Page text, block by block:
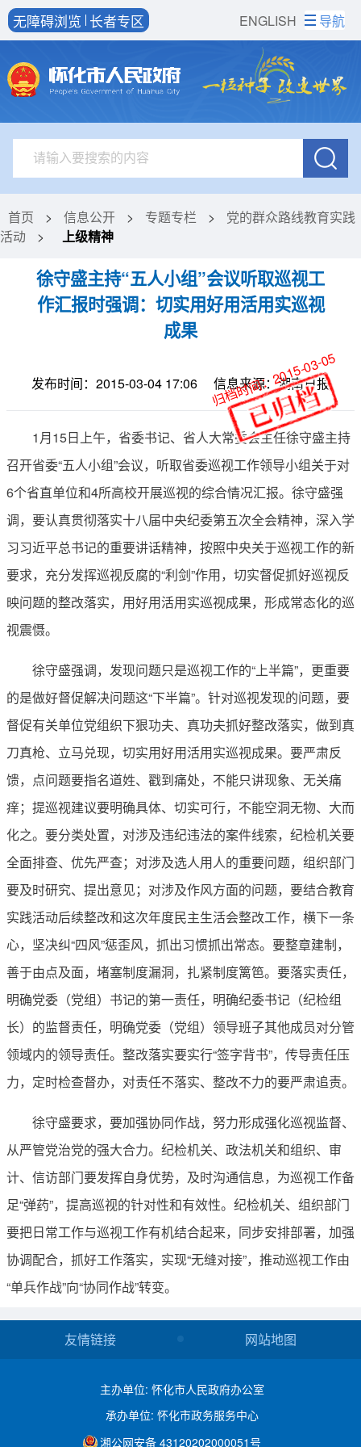
ENGLISH
无障碍浏览 长者专区 导航
首页 > 信息公开 > 专题专栏 >
党的群众路线教育实践
活动
> 上级精神
徐守盛主持“五人小组”会议听取巡视工
作汇报时强调：切实用好用活用实巡视
成果
发布时间：2015-03-04 17:06 信息来源：湖南日报
1月15日上午，省委书记、省人大常委会主任徐守盛主持
召开省委“五人小组”会议，听取省委巡视工作领导小组关于对
6个省直单位和4所高校开展巡视的综合情况汇报。徐守盛强
调，要认真贯彻落实十八届中央纪委第五次全会精神，深入学
习习近平总书记的重要讲话精神，按照中央关于巡视工作的新
要求，充分发挥巡视反腐的“利剑”作用，切实督促抓好巡视反
映问题的整改落实，用好用活用实巡视成果，形成常态化的巡
视震慑。
徐守盛强调，发现问题只是巡视工作的“上半篇”，更重要
的是做好督促解决问题这“下半篇”。针对巡视发现的问题，要
督促有关单位党组织下狠功夫、真功夫抓好整改落实，做到真
刀真枪、立马兑现，切实用好用活用实巡视成果。要严肃反
馈，点问题要指名道姓、戳到痛处，不能只讲现象、无关痛
痒；提巡视建议要明确具体、切实可行，不能空洞无物、大而
化之。要分类处置，对涉及违纪违法的案件线索，纪检机关要
全面排查、优先严查；对涉及选人用人的重要问题，组织部门
要及时研究、提出意见；对涉及作风方面的问题，要结合教育
实践活动后续整改和这次年度民主生活会整改工作，横下一条
心，坚决纠“四风”惩歪风，抓出习惯抓出常态。要整章建制，
善于由点及面，堵塞制度漏洞，扎紧制度篱笆。要落实责任，
明确党委（党组）书记的第一责任，明确纪委书记（纪检组
长）的监督责任，明确党委（党组）领导班子其他成员对分管
领域内的领导责任。整改落实要实行“签字背书”，传导责任压
力，定时检查督办，对责任不落实、整改不力的要严肃追责。
徐守盛要求，要加强协同作战，努力形成强化巡视监督、
从严管党治党的强大合力。纪检机关、政法机关和组织、审
计、信访部门要发挥自身优势，及时沟通信息，为巡视工作备
足“弹药”，提高巡视的针对性和有效性。纪检机关、组织部门
要把日常工作与巡视工作有机结合起来，同步安排部署，加强
协调配合，抓好工作落实，实现“无缝对接”，推动巡视工作由
“单兵作战”向“协同作战”转变。
友情链接 网站地图
主办单位: 怀化市人民政府办公室
承办单位: 怀化市政务服务中心
湘公网安备 43120202000051号
归档时间：2015-03-05